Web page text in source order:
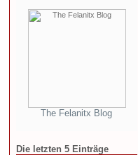
The Felanitx Blog
Die letzten 5 Einträge